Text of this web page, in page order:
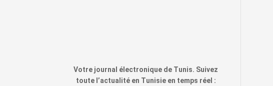
Votre journal électronique de Tunis. Suivez
toute l’actualité en Tunisie en temps réel :